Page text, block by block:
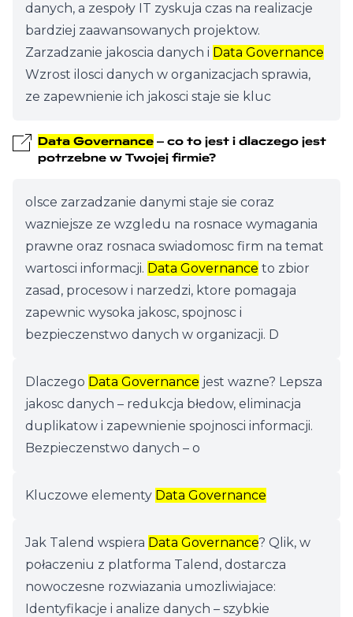
danych, a zespoły IT zyskuja czas na realizacje
bardziej zaawansowanych projektow.
Zarzadzanie jakoscia danych i Data Governance
Wzrost ilosci danych w organizacjach sprawia,
ze zapewnienie ich jakosci staje sie kluc
Data Governance – co to jest i dlaczego jest
potrzebne w Twojej firmie?
olsce zarzadzanie danymi staje sie coraz
wazniejsze ze wzgledu na rosnace wymagania
prawne oraz rosnaca swiadomosc firm na temat
wartosci informacji. Data Governance to zbior
zasad, procesow i narzedzi, ktore pomagaja
zapewnic wysoka jakosc, spojnosc i
bezpieczenstwo danych w organizacji. D
Dlaczego Data Governance jest wazne? Lepsza
jakosc danych – redukcja błedow, eliminacja
duplikatow i zapewnienie spojnosci informacji.
Bezpieczenstwo danych – o
Kluczowe elementy Data Governance
Jak Talend wspiera Data Governance? Qlik, w
połaczeniu z platforma Talend, dostarcza
nowoczesne rozwiazania umozliwiajace:
Identyfikacje i analize danych – szybkie